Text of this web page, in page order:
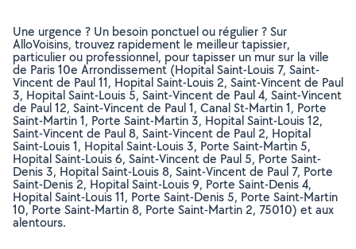
Une urgence ? Un besoin ponctuel ou régulier ? Sur
AlloVoisins, trouvez rapidement le meilleur tapissier,
particulier ou professionnel, pour tapisser un mur sur la ville
de Paris 10e Arrondissement (Hopital Saint-Louis 7, Saint-
Vincent de Paul 11, Hopital Saint-Louis 2, Saint-Vincent de Paul
3, Hopital Saint-Louis 5, Saint-Vincent de Paul 4, Saint-Vincent
de Paul 12, Saint-Vincent de Paul 1, Canal St-Martin 1, Porte
Saint-Martin 1, Porte Saint-Martin 3, Hopital Saint-Louis 12,
Saint-Vincent de Paul 8, Saint-Vincent de Paul 2, Hopital
Saint-Louis 1, Hopital Saint-Louis 3, Porte Saint-Martin 5,
Hopital Saint-Louis 6, Saint-Vincent de Paul 5, Porte Saint-
Denis 3, Hopital Saint-Louis 8, Saint-Vincent de Paul 7, Porte
Saint-Denis 2, Hopital Saint-Louis 9, Porte Saint-Denis 4,
Hopital Saint-Louis 11, Porte Saint-Denis 5, Porte Saint-Martin
10, Porte Saint-Martin 8, Porte Saint-Martin 2, 75010) et aux
alentours.